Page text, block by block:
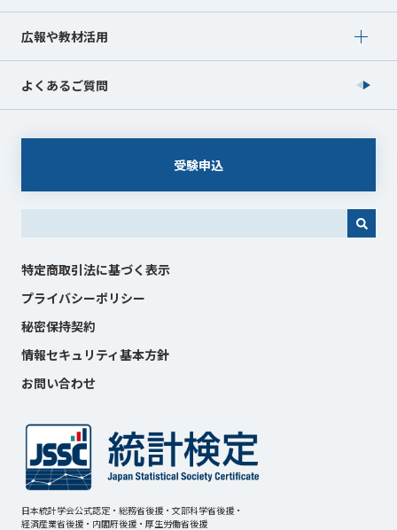
広報や教材活用
Show submenu for 広報や教材活用
よくあるご質問
受験申込
特定商取引法に基づく表示
プライバシーポリシー
秘密保持契約
情報セキュリティ基本方針
お問い合わせ
日本統計学会公式認定・総務省後援・文部科学省後援・
経済産業省後援・内閣府後援・厚生労働省後援